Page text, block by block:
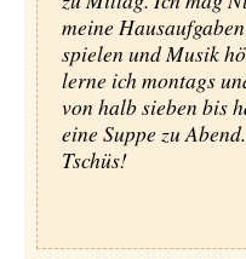
meine
spielen und Musik
lerne ich montags
von halb sieben bis
eine Suppe zu
Tschüs!